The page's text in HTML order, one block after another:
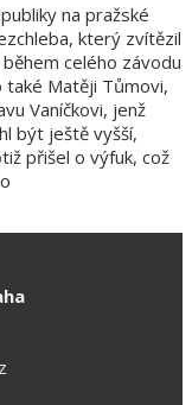
na pražské
který zvítězil
celého závodu
také Matěji Tůmovi,
Vaníčkovi, jenž
být ještě vyšší,
přišel o výfuk, což